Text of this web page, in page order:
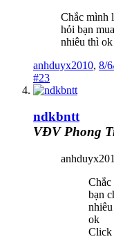
Chắc mình
hỏi bạn
nhiêu thì ok
anhduyx2010, 8/
#23
ndkbntt
VĐV Phong
Chắc
bạn
ok
Click